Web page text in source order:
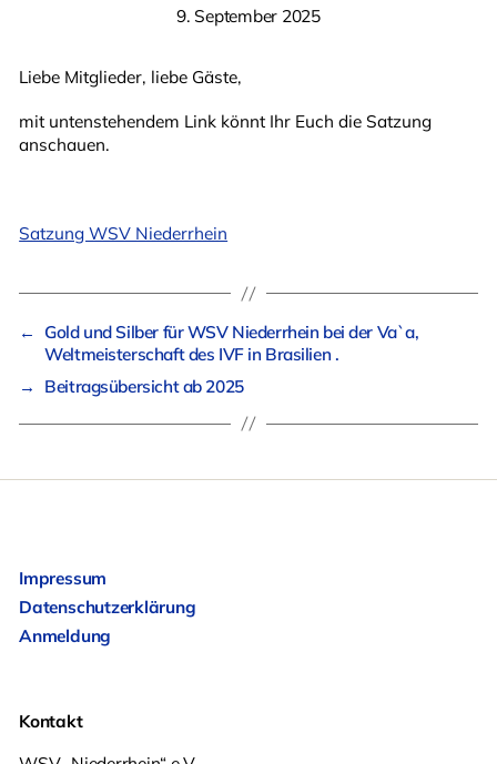
9. September 2025
Liebe Mitglieder, liebe Gäste,
mit untenstehendem Link könnt Ihr Euch die Satzung
anschauen.
Satzung WSV Niederrhein
← Gold und Silber für WSV Niederrhein bei der Va`a,
Weltmeisterschaft des IVF in Brasilien .
→ Beitragsübersicht ab 2025
Impressum
Datenschutzerklärung
Anmeldung
Kontakt